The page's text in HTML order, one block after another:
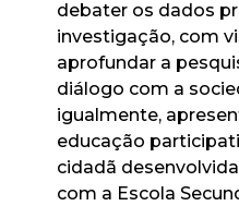
debater os dados
investigação, com
aprofundar a
diálogo com a
igualmente,
educação
cidadã
com a Escola